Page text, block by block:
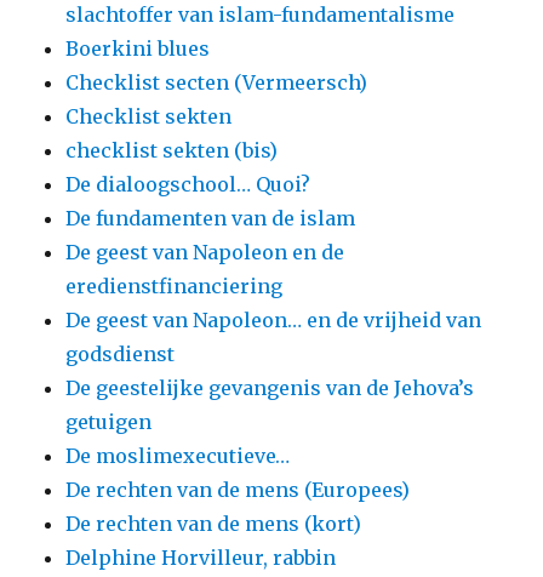
slachtoffer van islam-fundamentalisme
Boerkini blues
Checklist secten (Vermeersch)
Checklist sekten
checklist sekten (bis)
De dialoogschool… Quoi?
De fundamenten van de islam
De geest van Napoleon en de
eredienstfinanciering
De geest van Napoleon… en de vrijheid van
godsdienst
De geestelijke gevangenis van de Jehova’s
getuigen
De moslimexecutieve…
De rechten van de mens (Europees)
De rechten van de mens (kort)
Delphine Horvilleur, rabbin